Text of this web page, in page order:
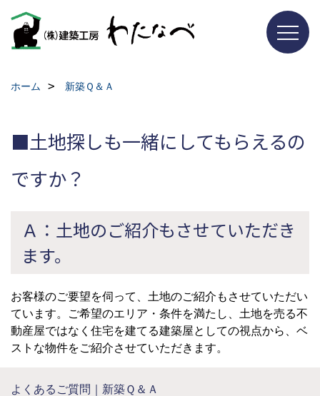
ホーム 新築Ｑ＆Ａ
■土地探しも一緒にしてもらえるの
ですか？
Ａ：土地のご紹介もさせていただき
ます。
お客様のご要望を伺って、土地のご紹介もさせていただい
ています。ご希望のエリア・条件を満たし、土地を売る不
動産屋ではなく住宅を建てる建築屋としての視点から、ベ
ストな物件をご紹介させていただきます。
よくあるご質問｜新築Ｑ＆Ａ